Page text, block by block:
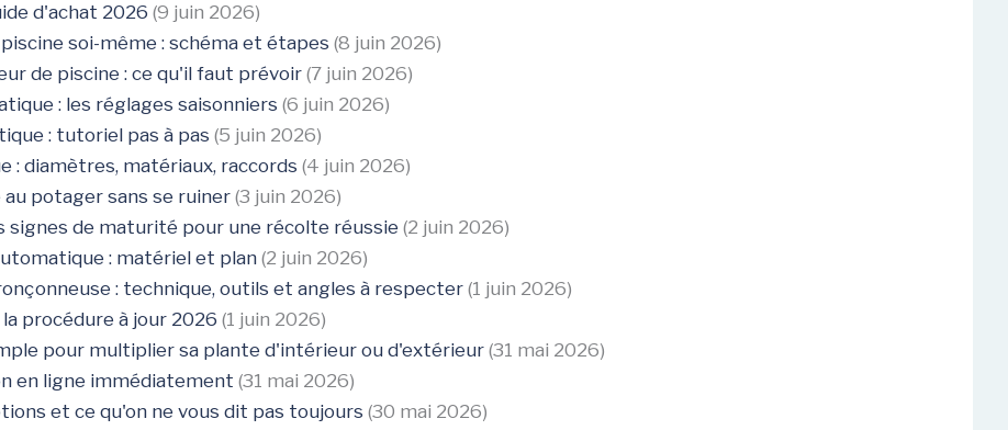
d'achat 2026 (9 juin 2026)
soi-même : schéma et étapes (8 juin 2026)
de piscine : ce qu'il faut prévoir (7 juin 2026)
: les réglages saisonniers (6 juin 2026)
: tutoriel pas à pas (5 juin 2026)
: diamètres, matériaux, raccords (4 juin 2026)
potager sans se ruiner(3 juin 2026)
signes de maturité pour une récolte réussie (2 juin 2026)
: matériel et plan(2 juin 2026)
: technique, outils et angles à respecter(1 juin 2026)
procédure à jour 2026 (1 juin 2026)
pour multiplier sa plante d'intérieur ou d'extérieur (31 mai 2026)
en ligne immédiatement (31 mai 2026)
et ce qu'on ne vous dit pas toujours (30 mai 2026)